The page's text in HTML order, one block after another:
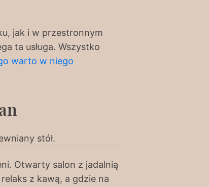
jak i w przestronnym
ta usługa. Wszystko
warto w niego
Otwarty salon z jadalnią
z kawą, a gdzie na